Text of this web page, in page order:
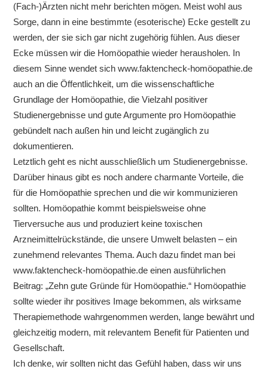
(Fach-)Ärzten nicht mehr berichten mögen. Meist wohl aus
Sorge, dann in eine bestimmte (esoterische) Ecke gestellt zu
werden, der sie sich gar nicht zugehörig fühlen. Aus dieser
Ecke müssen wir die Homöopathie wieder herausholen. In
diesem Sinne wendet sich www.faktencheck-homöopathie.de
auch an die Öffentlichkeit, um die wissenschaftliche
Grundlage der Homöopathie, die Vielzahl positiver
Studienergebnisse und gute Argumente pro Homöopathie
gebündelt nach außen hin und leicht zugänglich zu
dokumentieren.
Letztlich geht es nicht ausschließlich um Studienergebnisse.
Darüber hinaus gibt es noch andere charmante Vorteile, die
für die Homöopathie sprechen und die wir kommunizieren
sollten. Homöopathie kommt beispielsweise ohne
Tierversuche aus und produziert keine toxischen
Arzneimittelrückstände, die unsere Umwelt belasten – ein
zunehmend relevantes Thema. Auch dazu findet man bei
www.faktencheck-homöopathie.de einen ausführlichen
Beitrag: „Zehn gute Gründe für Homöopathie.“ Homöopathie
sollte wieder ihr positives Image bekommen, als wirksame
Therapiemethode wahrgenommen werden, lange bewährt und
gleichzeitig modern, mit relevantem Benefit für Patienten und
Gesellschaft.
Ich denke, wir sollten nicht das Gefühl haben, dass wir uns